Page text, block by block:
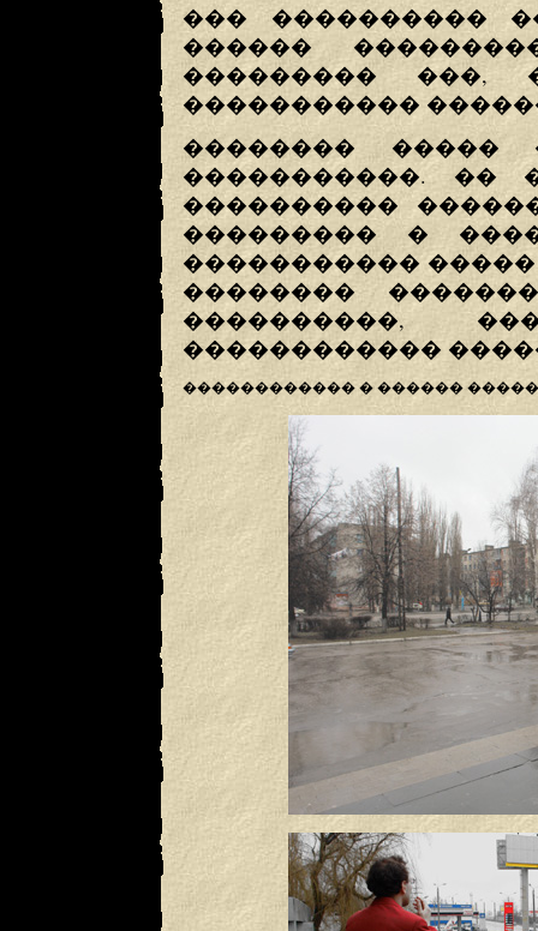
��� ����������
������
��������� ���,
�����������
�������� �����
�����������. ��
����������
��������� �
�����������
��������
����������,
������������
������������ � ������